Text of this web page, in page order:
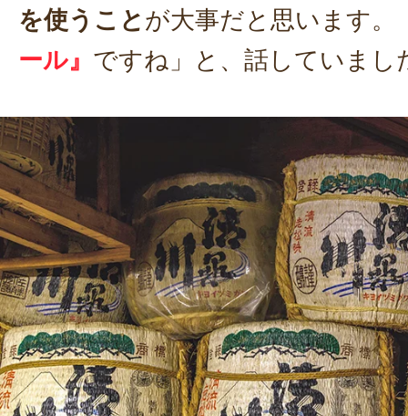
を使うこと が大事だと思います。
ール』 ですね」と、話していまし